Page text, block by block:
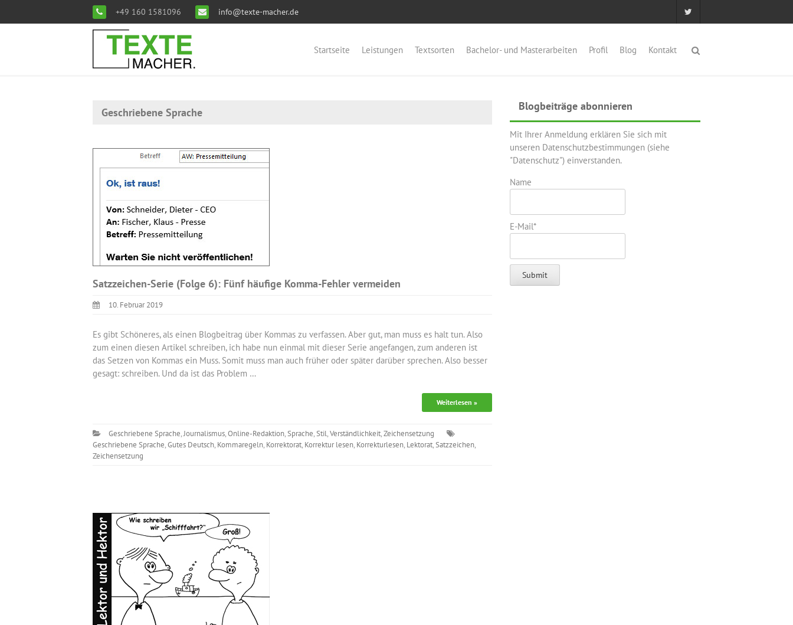
+49 160 1581096 info@texte-macher.de
Startseite Leistungen Textsorten Bachelor- und Masterarbeiten Profil Blog Kontakt
Geschriebene Sprache
Satzzeichen-Serie (Folge 6): Fünf häufige Komma-Fehler vermeiden
10. Februar 2019
Es gibt Schöneres, als einen Blogbeitrag über Kommas zu verfassen. Aber gut, man muss es halt tun. Also
zum einen diesen Artikel schreiben, ich habe nun einmal mit dieser Serie angefangen, zum anderen ist
das Setzen von Kommas ein Muss. Somit muss man auch früher oder später darüber sprechen. Also besser
gesagt: schreiben. Und da ist das Problem …
Weiterlesen »
Geschriebene Sprache,Journalismus,Online-Redaktion,Sprache,Stil,Verständlichkeit,Zeichensetzung
Geschriebene Sprache,Gutes Deutsch, Kommaregeln, Korrektorat, Korrektur lesen, Korrekturlesen, Lektorat,Satzzeichen,
Zeichensetzung
Blogbeiträge abonnieren
Mit Ihrer Anmeldung erklären Sie sich mit
unseren Datenschutzbestimmungen (siehe
"Datenschutz") einverstanden.
Name
E-Mail*